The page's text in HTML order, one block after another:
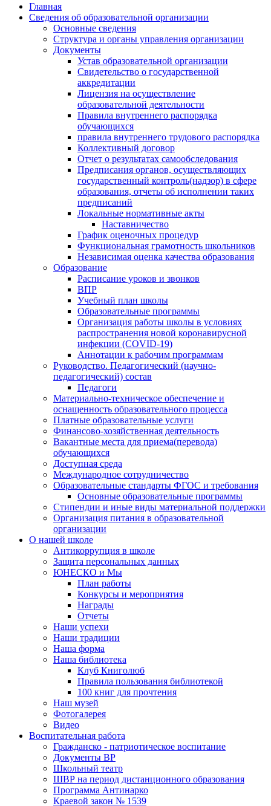
Главная
Сведения об образовательной организации
Основные сведения
Структура и органы управления организации
Документы
Устав образовательной организации
Свидетельство о государственной
аккредитации
Лицензия на осуществление
образовательной деятельности
Правила внутреннего распорядка
обучающихся
правила внутреннего трудового распорядка
Коллективный договор
Отчет о результатах самообследования
Предписания органов, осуществляющих
государственный контроль(надзор) в сфере
образования, отчеты об исполнении таких
предписаний
Локальные нормативные акты
Наставничество
График оценочных процедур
Функциональная грамотность школьников
Независимая оценка качества образования
Образование
Расписание уроков и звонков
ВПР
Учебный план школы
Образовательные программы
Организация работы школы в условиях
распространения новой коронавирусной
инфекции (CОVID-19)
Аннотации к рабочим программам
Руководство. Педагогический (научно-
педагогический) состав
Педагоги
Материально-техническое обеспечение и
оснащенность образовательного процесса
Платные образовательные услуги
Финансово-хозяйственная деятельность
Вакантные места для приема(перевода)
обучающихся
Доступная среда
Международное сотрудничество
Образовательные стандарты ФГОС и требования
Основные образовательные программы
Стипендии и иные виды материальной поддержки
Организация питания в образовательной
организации
О нашей школе
Антикоррупция в школе
Защита персональных данных
ЮНЕСКО и Мы
План работы
Конкурсы и мероприятия
Награды
Отчеты
Наши успехи
Наши традиции
Наша форма
Наша библиотека
Клуб Книголюб
Правила пользования библиотекой
100 книг для прочтения
Наш музей
Фотогалерея
Видео
Воспитательная работа
Гражданско - патриотическое воспитание
Документы ВР
Школьный театр
ШВР на период дистанционного образования
Программа Антинарко
Краевой закон № 1539